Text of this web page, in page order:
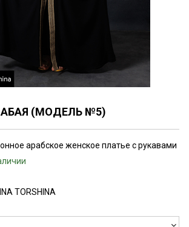
АБАЯ (МОДЕЛЬ №5)
арабское женское платье с рукавами
TORSHINA